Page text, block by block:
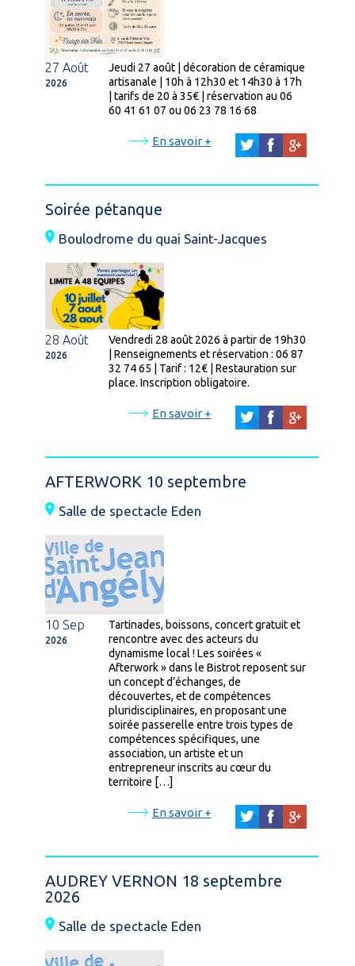
27 Août
2026
Jeudi 27 août | décoration de céramique
artisanale | 10h à 12h30 et 14h30 à 17h
| tarifs de 20 à 35€ | réservation au 06
60 41 61 07 ou 06 23 78 16 68
En savoir +
Soirée pétanque
Boulodrome du quai Saint-Jacques
28 Août
2026
Vendredi 28 août 2026 à partir de 19h30
| Renseignements et réservation : 06 87
32 74 65 | Tarif : 12€ | Restauration sur
place. Inscription obligatoire.
En savoir +
AFTERWORK 10 septembre
Salle de spectacle Eden
10 Sep
2026
Tartinades, boissons, concert gratuit et
rencontre avec des acteurs du
dynamisme local ! Les soirées «
Afterwork » dans le Bistrot reposent sur
un concept d’échanges, de
découvertes, et de compétences
pluridisciplinaires, en proposant une
soirée passerelle entre trois types de
compétences spécifiques, une
association, un artiste et un
entrepreneur inscrits au cœur du
territoire […]
En savoir +
AUDREY VERNON 18 septembre
2026
Salle de spectacle Eden